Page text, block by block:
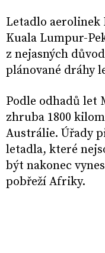
Letadlo aerolinek
Kuala Lumpur-
z nejasných
plánované dráhy
Podle odhadů let
zhruba 1800
Austrálie. Úřady
letadla, které
být nakonec
pobřeží Afriky.